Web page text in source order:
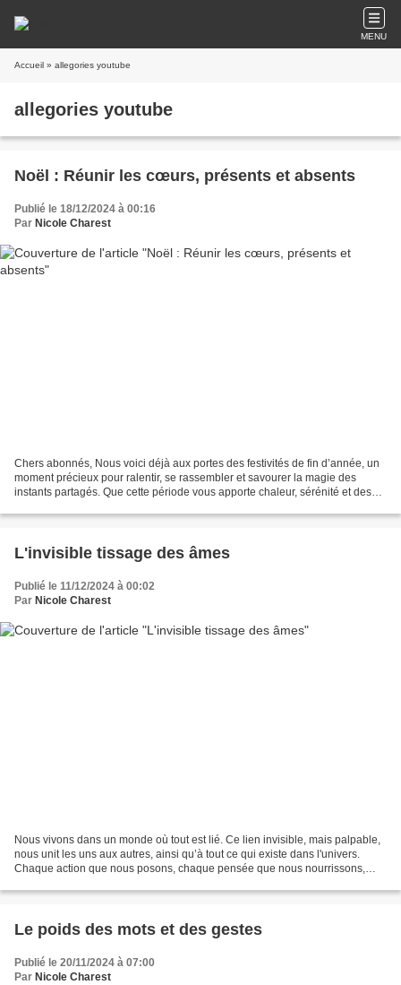
MENU
Accueil » allegories youtube
allegories youtube
Noël : Réunir les cœurs, présents et absents
Publié le 18/12/2024 à 00:16
Par Nicole Charest
Chers abonnés, Nous voici déjà aux portes des festivités de fin d’année, un
moment précieux pour ralentir, se rassembler et savourer la magie des
instants partagés. Que cette période vous apporte chaleur, sérénité et des
L'invisible tissage des âmes
Publié le 11/12/2024 à 00:02
Par Nicole Charest
Nous vivons dans un monde où tout est lié. Ce lien invisible, mais palpable,
nous unit les uns aux autres, ainsi qu’à tout ce qui existe dans l'univers.
Chaque action que nous posons, chaque pensée que nous nourrissons,
Le poids des mots et des gestes
Publié le 20/11/2024 à 07:00
Par Nicole Charest